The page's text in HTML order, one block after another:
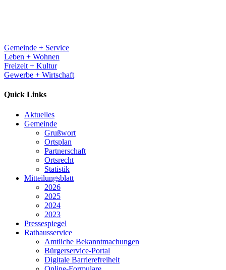
Gemeinde + Service
Leben + Wohnen
Freizeit + Kultur
Gewerbe + Wirtschaft
Quick Links
Aktuelles
Gemeinde
Grußwort
Ortsplan
Partnerschaft
Ortsrecht
Statistik
Mitteilungsblatt
2026
2025
2024
2023
Pressespiegel
Rathausservice
Amtliche Bekanntmachungen
Bürgerservice-Portal
Digitale Barrierefreiheit